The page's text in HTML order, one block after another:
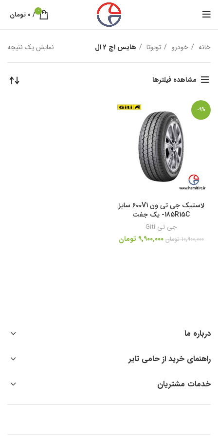
0
/ ۰ تومان
خانه خودرو تویوتا هایس اچ 2 ال نمایش یک نتیجه
مشاهده فیلترها
-9%
لاستیک جی تی ون 600V1 سایز
185R15C- یک جفت
جی تی Giti
۱۰,۹۰۰,۰۰۰ تومان ۹,۹۰۰,۰۰۰ تومان
درباره ما
راهنمای خرید از حامی تایر
خدمات مشتریان